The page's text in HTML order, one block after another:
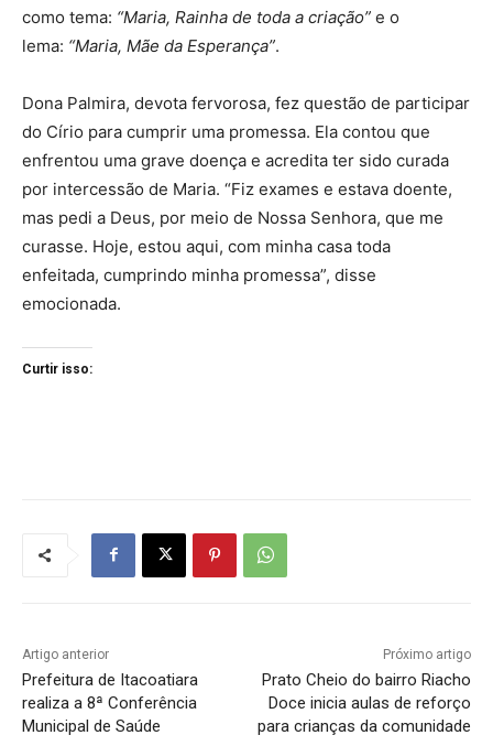
como tema: “Maria, Rainha de toda a criação” e o
lema: “Maria, Mãe da Esperança”.
Dona Palmira, devota fervorosa, fez questão de participar
do Círio para cumprir uma promessa. Ela contou que
enfrentou uma grave doença e acredita ter sido curada
por intercessão de Maria. “Fiz exames e estava doente,
mas pedi a Deus, por meio de Nossa Senhora, que me
curasse. Hoje, estou aqui, com minha casa toda
enfeitada, cumprindo minha promessa”, disse
emocionada.
Curtir isso:
Artigo anterior
Prefeitura de Itacoatiara
realiza a 8ª Conferência
Municipal de Saúde
Próximo artigo
Prato Cheio do bairro Riacho
Doce inicia aulas de reforço
para crianças da comunidade